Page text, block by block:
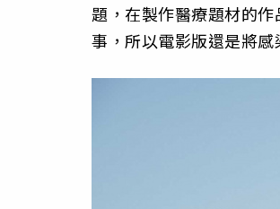
題，在製作醫療題材的
事，所以電影版還是將感